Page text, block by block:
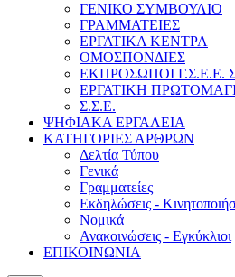
ΓΕΝΙΚΟ ΣΥΜΒΟΥΛΙΟ
ΓΡΑΜΜΑΤΕΙΕΣ
ΕΡΓΑΤΙΚΑ ΚΕΝΤΡΑ
ΟΜΟΣΠΟΝΔΙΕΣ
ΕΚΠΡΟΣΩΠΟΙ Γ.Σ.Ε.Ε.
ΕΡΓΑΤΙΚΗ
Σ.Σ.Ε.
ΨΗΦΙΑΚΑ ΕΡΓΑΛΕΙΑ
ΚΑΤΗΓΟΡΙΕΣ ΑΡΘΡΩΝ
Δελτία Τύπου
Γενικά
Γραμματείες
Εκδηλώσεις -
Νομικά
Ανακοινώσεις - Εγκύκλιοι
ΕΠΙΚΟΙΝΩΝΙΑ